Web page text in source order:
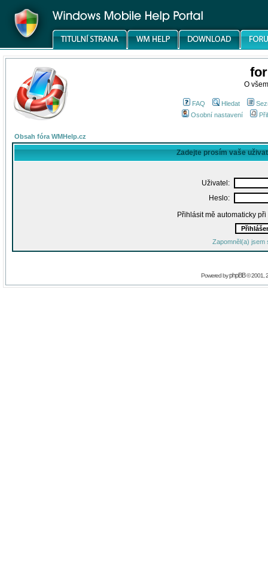
O
FAQ Hledat
Osobní nastavení
Obsah fóra WMHelp.cz
Zadejte prosím vaše
Uživatel:
Heslo:
Přihlásit mě automaticky
Zapomněl(a) jsem
Powered byphpBB© 2001,